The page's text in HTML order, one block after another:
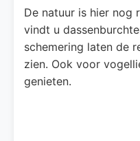
De natuur is hier nog
vindt u
schemering laten de
zien. Ook voor
genieten.